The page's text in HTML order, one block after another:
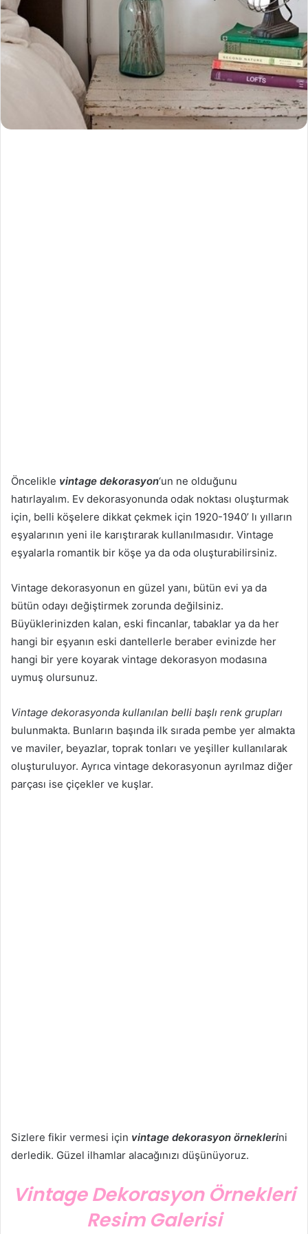
Öncelikle vintage dekorasyon‘un ne olduğunu
hatırlayalım. Ev dekorasyonunda odak noktası oluşturmak
için, belli köşelere dikkat çekmek için 1920-1940’ lı yılların
eşyalarının yeni ile karıştırarak kullanılmasıdır. Vintage
eşyalarla romantik bir köşe ya da oda oluşturabilirsiniz.
Vintage dekorasyonun en güzel yanı, bütün evi ya da
bütün odayı değiştirmek zorunda değilsiniz.
Büyüklerinizden kalan, eski fincanlar, tabaklar ya da her
hangi bir eşyanın eski dantellerle beraber evinizde her
hangi bir yere koyarak vintage dekorasyon modasına
uymuş olursunuz.
Vintage dekorasyonda kullanılan belli başlı renk grupları
bulunmakta. Bunların başında ilk sırada pembe yer almakta
ve maviler, beyazlar, toprak tonları ve yeşiller kullanılarak
oluşturuluyor. Ayrıca vintage dekorasyonun ayrılmaz diğer
parçası ise çiçekler ve kuşlar.
Sizlere fikir vermesi için vintage dekorasyon örneklerini
derledik. Güzel ilhamlar alacağınızı düşünüyoruz.
Vintage Dekorasyon Örnekleri
Resim Galerisi